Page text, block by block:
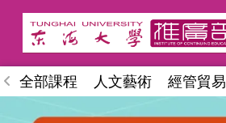
全部課程 人文藝術 經管貿易